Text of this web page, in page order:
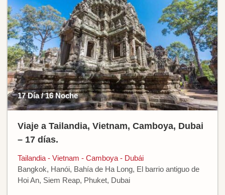
17 Día / 16 Noche
Viaje a Tailandia, Vietnam, Camboya, Dubai
– 17 días.
Tailandia - Vietnam - Camboya - Dubái
Bangkok, Hanói, Bahía de Ha Long, El barrio antiguo de
Hoi An, Siem Reap, Phuket, Dubai